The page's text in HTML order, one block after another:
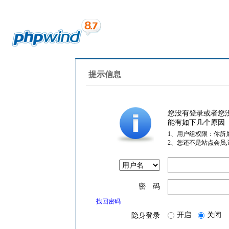
提示信息
您没有登录或者您
能有如下几个原因
1、用户组权限：你所
2、您还不是站点会员
密 码
找回密码
隐身登录 开启 关闭